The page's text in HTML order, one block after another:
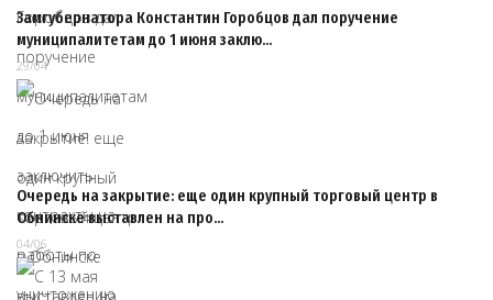
Замгубернатора Константин Горобцов дал поручение
муниципалитетам до 1 июня заклю…
29/04
Очередь на закрытие: еще один крупный торговый центр в
Обнинске выставлен на про…
04/06